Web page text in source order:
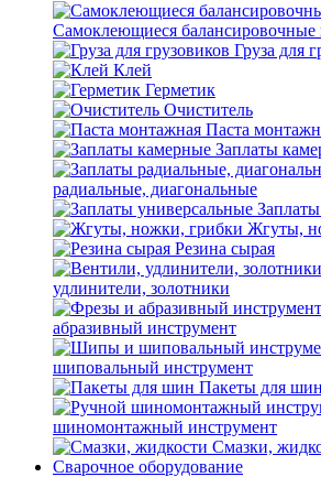
Самоклеющиеся балансировочные
Груза для
Клей
Герметик
Очиститель
Паста
Заплаты
радиальные, диагональные
Жгуты,
Резина сырая
удлинители, золотники
абразивный инструмент
шиповальный инструмент
Пакеты для шин
шиномонтажный инструмент
Смазки,
Сварочное оборудование